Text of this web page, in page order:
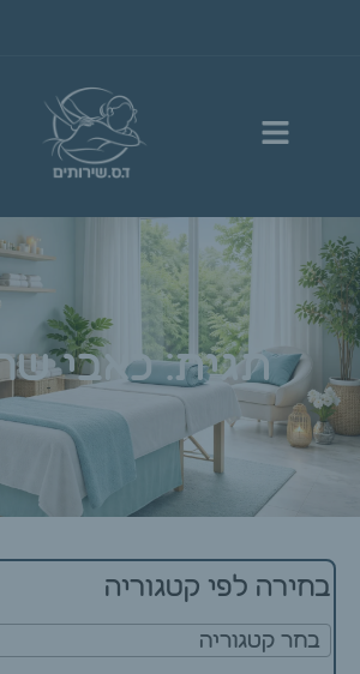
תגית: כאבי
בחירה לפי קטגוריה
בחר קטגוריה